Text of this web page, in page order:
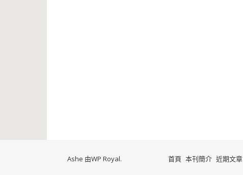
首頁 本刊簡介 近期文章
Ashe 由WP Royal.